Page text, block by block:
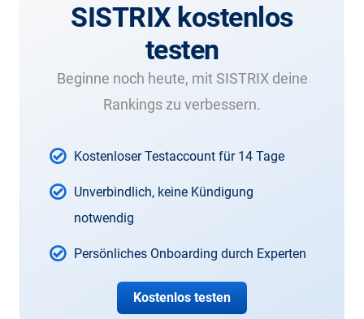
SISTRIX kostenlos
testen
Beginne noch heute, mit SISTRIX deine
Rankings zu verbessern.
Kostenloser Testaccount für 14 Tage
Unverbindlich, keine Kündigung
notwendig
Persönliches Onboarding durch Experten
Kostenlos testen